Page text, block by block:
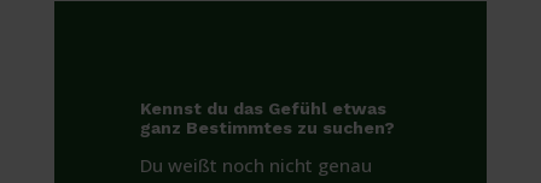
Kennst du das Gefühl etwas
ganz Bestimmtes zu suchen?
Du weißt noch nicht genau